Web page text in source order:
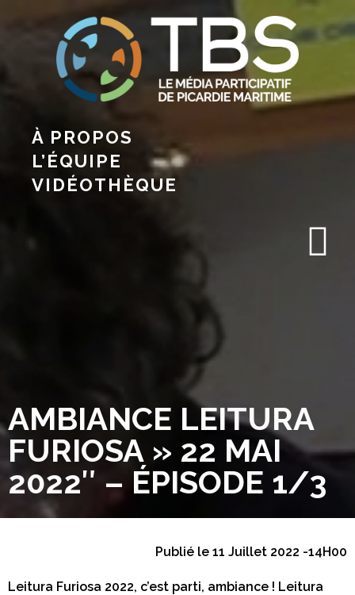
À PROPOS
L’ÉQUIPE
VIDÉOTHÈQUE
AMBIANCE LEITURA
FURIOSA » 22 MAI
2022″ – ÉPISODE 1/3
Publié le 11 Juillet 2022 -14H00
Leitura Furiosa 2022, c’est parti, ambiance ! Leitura